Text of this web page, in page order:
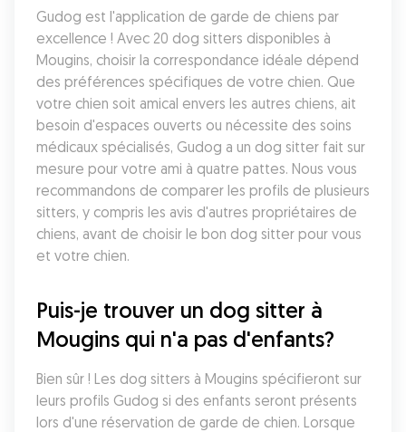
Gudog est l'application de garde de chiens par
excellence ! Avec 20 dog sitters disponibles à
Mougins, choisir la correspondance idéale dépend
des préférences spécifiques de votre chien. Que
votre chien soit amical envers les autres chiens, ait
besoin d'espaces ouverts ou nécessite des soins
médicaux spécialisés, Gudog a un dog sitter fait sur
mesure pour votre ami à quatre pattes. Nous vous
recommandons de comparer les profils de plusieurs
sitters, y compris les avis d'autres propriétaires de
chiens, avant de choisir le bon dog sitter pour vous
et votre chien.
Puis-je trouver un dog sitter à
Mougins qui n'a pas d'enfants?
Bien sûr ! Les dog sitters à Mougins spécifieront sur
leurs profils Gudog si des enfants seront présents
lors d'une réservation de garde de chien. Lorsque